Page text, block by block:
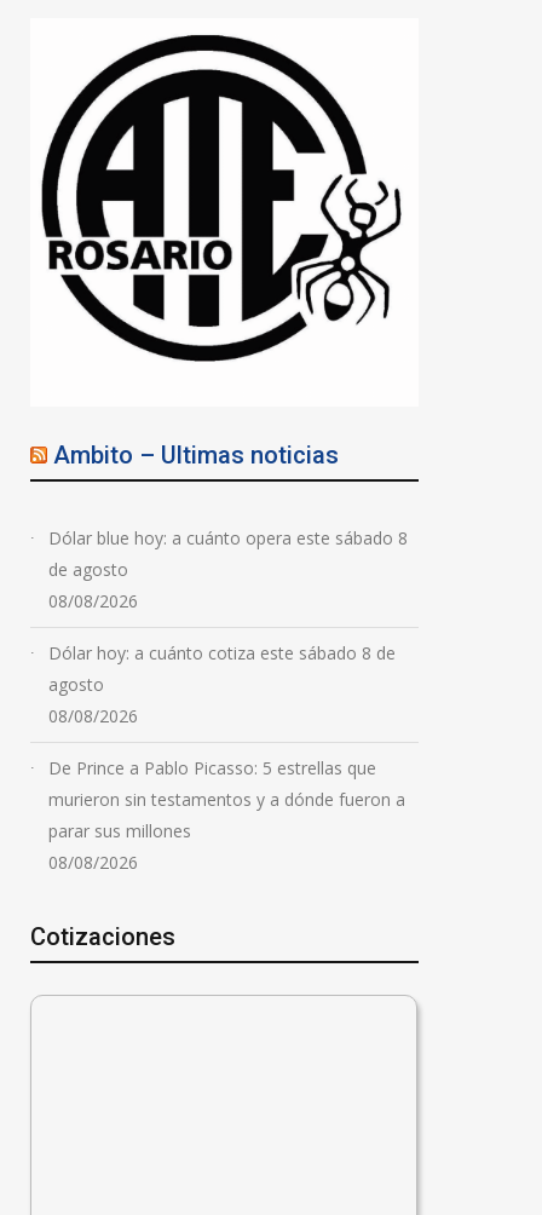
Ambito – Ultimas noticias
Dólar blue hoy: a cuánto opera este sábado 8
de agosto
08/08/2026
Dólar hoy: a cuánto cotiza este sábado 8 de
agosto
08/08/2026
De Prince a Pablo Picasso: 5 estrellas que
murieron sin testamentos y a dónde fueron a
parar sus millones
08/08/2026
Cotizaciones